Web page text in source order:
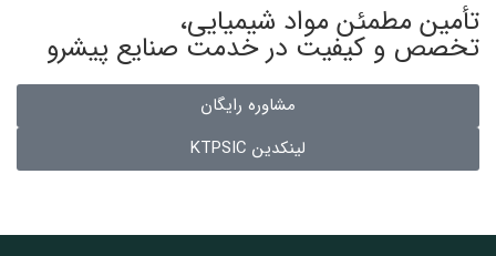
تأمین مطمئن مواد شیمیایی،
تخصص و کیفیت در خدمت صنایع پیشرو
مشاوره رایگان
لینکدین KTPSIC